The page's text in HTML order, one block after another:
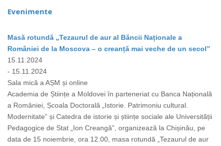
Evenimente
Masă rotundă „Tezaurul de aur al Băncii Naționale a
României de la Moscova – o creanță mai veche de un secol”
15.11.2024
- 15.11.2024
Sala mică a AȘM și online
Academia de Științe a Moldovei în parteneriat cu Banca Națională
a României, Școala Doctorală „Istorie. Patrimoniu cultural.
Modernitate” și Catedra de istorie și științe sociale ale Universității
Pedagogice de Stat „Ion Creangă”, organizează la Chișinău, pe
data de 15 noiembrie, ora 12.00, masa rotundă „Tezaurul de aur